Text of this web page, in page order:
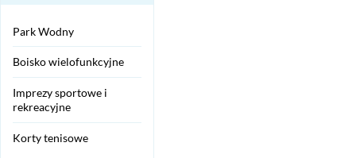
Park Wodny
Boisko wielofunkcyjne
Imprezy sportowe i
rekreacyjne
Korty tenisowe